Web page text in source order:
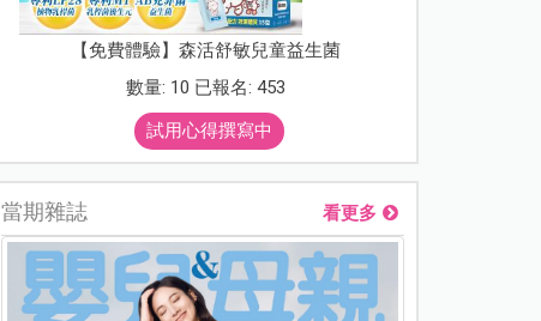
【免費體驗】森活舒敏兒童益生菌
數量: 10 已報名: 453
試用心得撰寫中
當期雜誌 看更多